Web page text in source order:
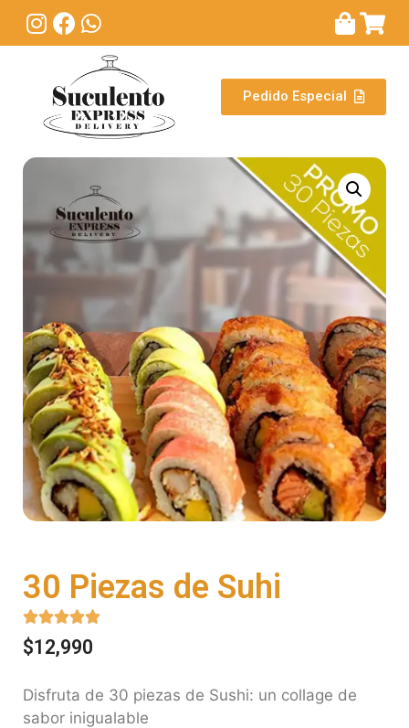
Pedido Especial
30 Piezas de Suhi

$12,990
Disfruta de 30 piezas de Sushi: un collage de
sabor inigualable